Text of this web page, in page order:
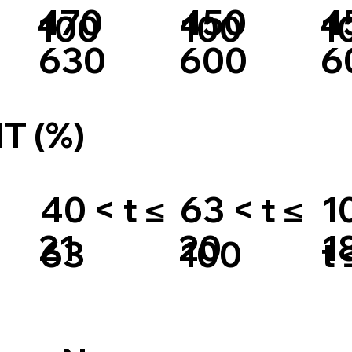
600
450
100
630
470
100
(%)
21
40 < t ≤
63
20
63 < t ≤
100
t